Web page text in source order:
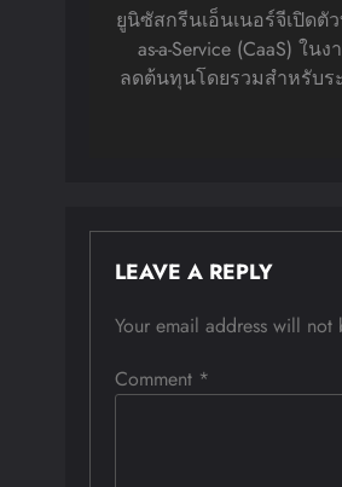
navigation
ยูนิซัสกรีนเอ็นเนอร์จีเปิดตั
as-a-Service (CaaS) ใ
ลดต้นทุนโดยรวมสำหรับร
LEAVE A REPLY
Your email address will not
Comment *